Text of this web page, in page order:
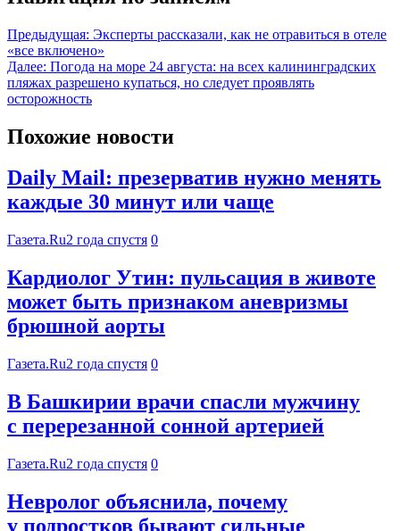
Предыдущая: Эксперты рассказали, как не отравиться в отеле
«все включено»
Далее: Погода на море 24 августа: на всех калининградских
пляжах разрешено купаться, но следует проявлять
осторожность
Похожие новости
Daily Mail: презерватив нужно менять
каждые 30 минут или чаще
Газета.Ru2 года спустя 0
Кардиолог Утин: пульсация в животе
может быть признаком аневризмы
брюшной аорты
Газета.Ru2 года спустя 0
В Башкирии врачи спасли мужчину
с перерезанной сонной артерией
Газета.Ru2 года спустя 0
Невролог объяснила, почему
у подростков бывают сильные